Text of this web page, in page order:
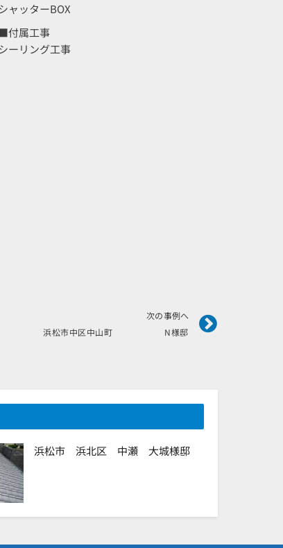
ャッターBOX
付属工事
ーリング工事
次の事例へ
工 浜松市中区中山町 N様邸
Next
浜松市 浜北区 中瀬 大城様邸